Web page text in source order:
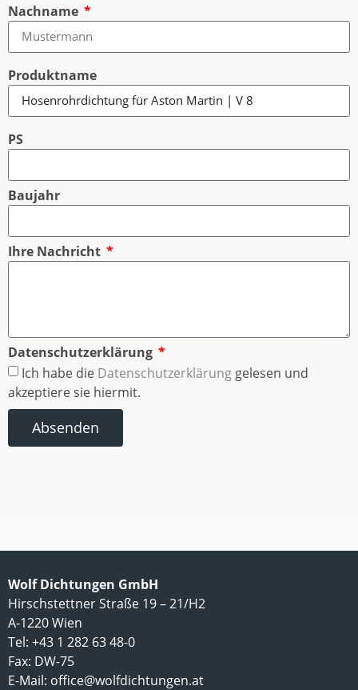
Nachname
Produktname
PS
Baujahr
Ihre Nachricht
Datenschutzerklärung
Ich habe die Datenschutzerklärung gelesen und
akzeptiere sie hiermit.
Absenden
Wolf Dichtungen GmbH
Hirschstettner Straße 19 – 21/H2
A-1220 Wien
Tel: +43 1 282 63 48-0
Fax: DW-75
E-Mail: office@wolfdichtungen.at